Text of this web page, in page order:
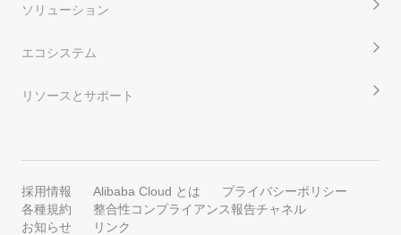
ソリューション
エコシステム
リソースとサポート
採用情報 Alibaba Cloud とは
プライバシーポリシー
各種規約
整合性コンプライアンス報告チャネル
お知らせ
リンク